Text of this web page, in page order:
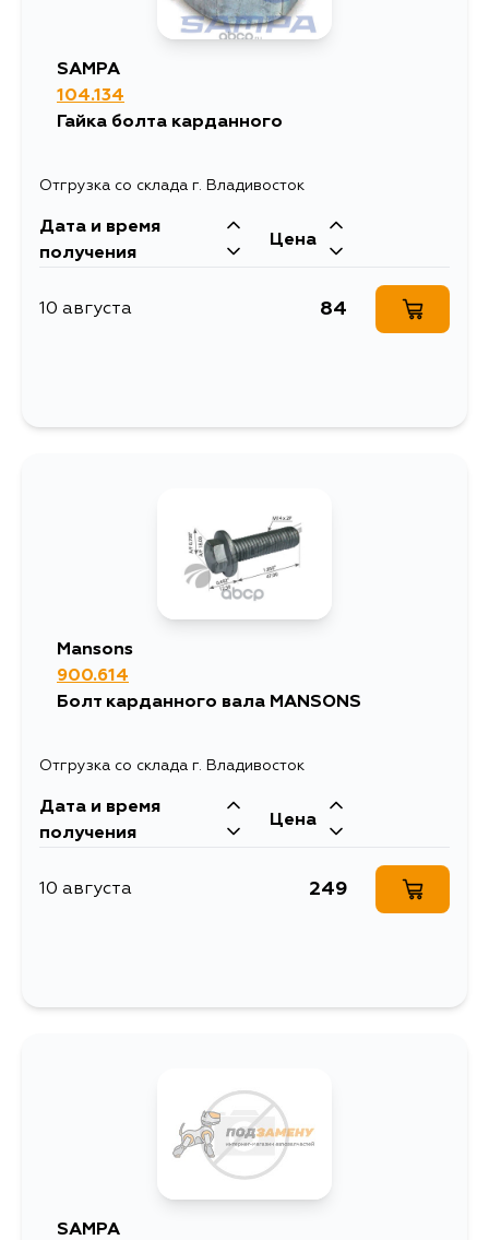
SAMPA
104.134
Гайка болта карданного
Отгрузка со склада г. Владивосток
Дата и время
получения
Цена
10 августа 84
Mansons
900.614
Болт карданного вала MANSONS
Отгрузка со склада г. Владивосток
Дата и время
получения
Цена
10 августа 249
SAMPA